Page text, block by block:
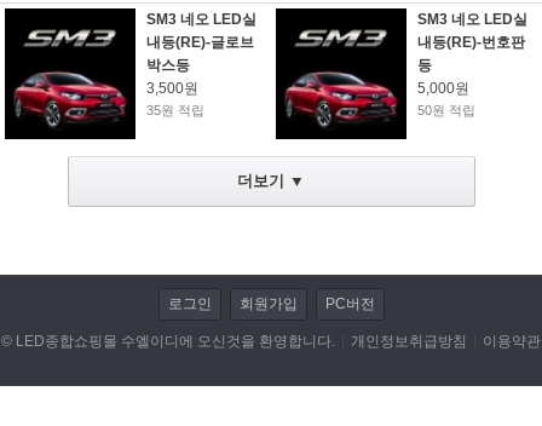
LED작업 관련제품
자동차용품
DIY KIT
개인결제
SM3 네오 LED실
내등(RE)-글로브
박스등
3,500원
35원 적립
SM3 네오 LED실
내등(RE)-번호판
등
5,000원
50원 적립
더보기 ▼
로그인 회원가입 PC버전
© LED종합쇼핑몰 수엘이디에 오신것을 환영합니다. 개인정보취급방침 이용약관